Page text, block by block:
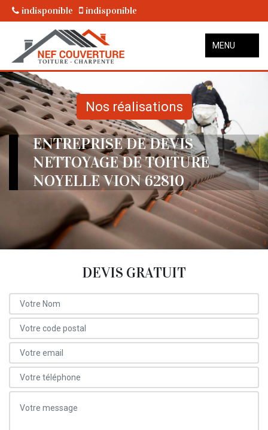
indisponible indisponible
MENU
Nos réalisations
ENTREPRISE DE DEVIS
NETTOYAGE DE TOITURE
NOYELLE VION 62810
DEVIS GRATUIT